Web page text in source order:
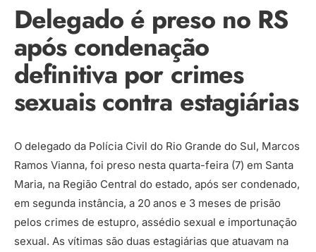
Delegado é preso no RS
após condenação
definitiva por crimes
sexuais contra estagiárias
O delegado da Polícia Civil do Rio Grande do Sul, Marcos
Ramos Vianna, foi preso nesta quarta-feira (7) em Santa
Maria, na Região Central do estado, após ser condenado,
em segunda instância, a 20 anos e 3 meses de prisão
pelos crimes de estupro, assédio sexual e importunação
sexual. As vítimas são duas estagiárias que atuavam na